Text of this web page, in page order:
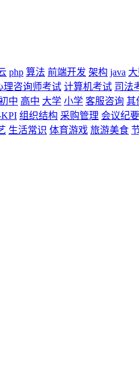
php 算法 前端开发 架构 java
理咨询师考试 计算机考试 司法
中 高中 大学 小学 客服咨询 其
组织结构 采购管理 会议纪要
生活常识 体育游戏 旅游美食